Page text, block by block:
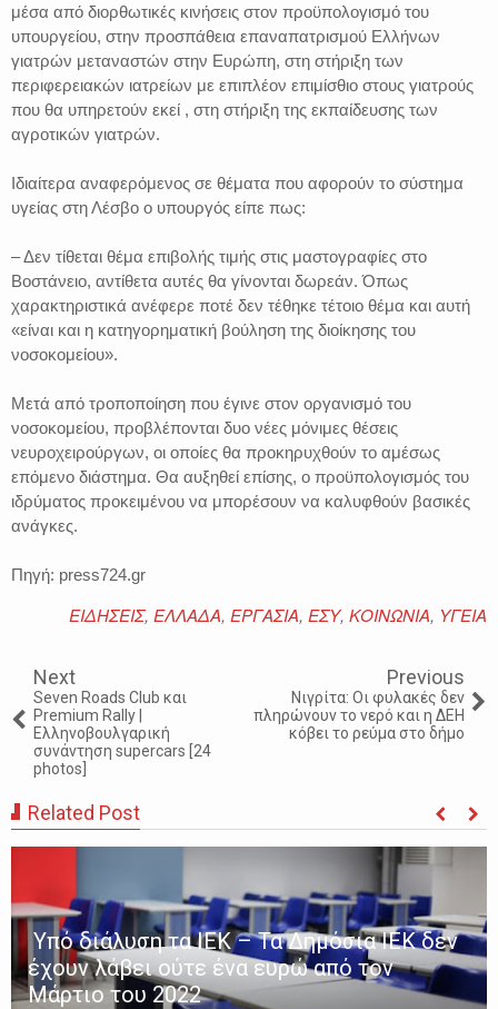
μέσα από διορθωτικές κινήσεις στον προϋπολογισμό του
υπουργείου, στην προσπάθεια επαναπατρισμού Ελλήνων
γιατρών μεταναστών στην Ευρώπη, στη στήριξη των
περιφερειακών ιατρείων με επιπλέον επιμίσθιο στους γιατρούς
που θα υπηρετούν εκεί , στη στήριξη της εκπαίδευσης των
αγροτικών γιατρών.
Ιδιαίτερα αναφερόμενος σε θέματα που αφορούν το σύστημα
υγείας στη Λέσβο ο υπουργός είπε πως:
– Δεν τίθεται θέμα επιβολής τιμής στις μαστογραφίες στο
Βοστάνειο, αντίθετα αυτές θα γίνονται δωρεάν. Όπως
χαρακτηριστικά ανέφερε ποτέ δεν τέθηκε τέτοιο θέμα και αυτή
«είναι και η κατηγορηματική βούληση της διοίκησης του
νοσοκομείου».
Μετά από τροποποίηση που έγινε στον οργανισμό του
νοσοκομείου, προβλέπονται δυο νέες μόνιμες θέσεις
νευροχειρούργων, οι οποίες θα προκηρυχθούν το αμέσως
επόμενο διάστημα. Θα αυξηθεί επίσης, ο προϋπολογισμός του
ιδρύματος προκειμένου να μπορέσουν να καλυφθούν βασικές
ανάγκες.
Πηγή: press724.gr
ΕΙΔΗΣΕΙΣ, ΕΛΛΑΔΑ, ΕΡΓΑΣΙΑ, ΕΣΥ, ΚΟΙΝΩΝΙΑ, ΥΓΕΙΑ
Next
Seven Roads Club και
Premium Rally |
Ελληνοβουλγαρική
συνάντηση supercars [24
photos]
Previous
Νιγρίτα: Οι φυλακές δεν
πληρώνουν το νερό και η ΔΕΗ
κόβει το ρεύμα στο δήμο
Related Post
Υπό διάλυση τα ΙΕΚ – Τα Δημόσια ΙΕΚ δεν
έχουν λάβει ούτε ένα ευρώ από τον
Μάρτιο του 2022